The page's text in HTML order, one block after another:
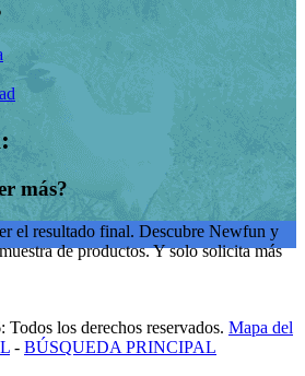
más?
el resultado final. Descubre Newfun y
de productos. Y solo solicita más
los derechos reservados. Mapa del
- BÚSQUEDA PRINCIPAL